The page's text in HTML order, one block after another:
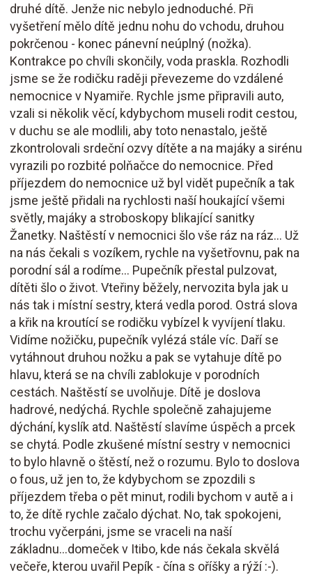
druhé dítě. Jenže nic nebylo jednoduché. Při
vyšetření mělo dítě jednu nohu do vchodu, druhou
pokrčenou - konec pánevní neúplný (nožka).
Kontrakce po chvíli skončily, voda praskla. Rozhodli
jsme se že rodičku raději převezeme do vzdálené
nemocnice v Nyamiře. Rychle jsme připravili auto,
vzali si několik věcí, kdybychom museli rodit cestou,
v duchu se ale modlili, aby toto nenastalo, ještě
zkontrolovali srdeční ozvy dítěte a na majáky a sirénu
vyrazili po rozbité polňačce do nemocnice. Před
příjezdem do nemocnice už byl vidět pupečník a tak
jsme ještě přidali na rychlosti naší houkající všemi
světly, majáky a stroboskopy blikající sanitky
Žanetky. Naštěstí v nemocnici šlo vše ráz na ráz... Už
na nás čekali s vozíkem, rychle na vyšetřovnu, pak na
porodní sál a rodíme... Pupečník přestal pulzovat,
dítěti šlo o život. Vteřiny běžely, nervozita byla jak u
nás tak i místní sestry, která vedla porod. Ostrá slova
a křik na kroutící se rodičku vybízel k vyvíjení tlaku.
Vidíme nožičku, pupečník vylézá stále víc. Daří se
vytáhnout druhou nožku a pak se vytahuje dítě po
hlavu, která se na chvíli zablokuje v porodních
cestách. Naštěstí se uvolňuje. Dítě je doslova
hadrové, nedýchá. Rychle společně zahajujeme
dýchání, kyslík atd. Naštěstí slavíme úspěch a prcek
se chytá. Podle zkušené místní sestry v nemocnici
to bylo hlavně o štěstí, než o rozumu. Bylo to doslova
o fous, už jen to, že kdybychom se zpozdili s
příjezdem třeba o pět minut, rodili bychom v autě a i
to, že dítě rychle začalo dýchat. No, tak spokojeni,
trochu vyčerpáni, jsme se vraceli na naší
základnu...domeček v Itibo, kde nás čekala skvělá
večeře, kterou uvařil Pepík - čína s oříšky a rýží :-).